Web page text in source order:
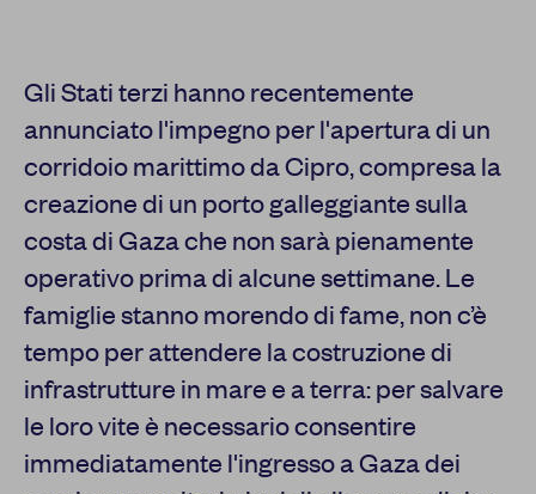
Gli Stati terzi hanno recentemente
annunciato l'impegno per l'apertura di un
corridoio marittimo da Cipro, compresa la
creazione di un porto galleggiante sulla
costa di Gaza che non sarà pienamente
operativo prima di alcune settimane. Le
famiglie stanno morendo di fame, non c’è
tempo per attendere la costruzione di
infrastrutture in mare e a terra: per salvare
le loro vite è necessario consentire
immediatamente l'ingresso a Gaza dei